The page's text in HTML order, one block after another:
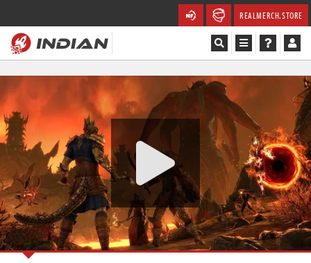
REALMERCH.STORE
Magazín
Recenze
Videa
Soutěže
Databáze
Komunita